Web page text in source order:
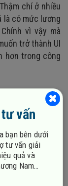
chí ở nhiều
là có mức lương
vì vậy mà
trở thành UI
hơn trong công
nay, công việc
quan tâm của
bằng cách khi
có thể dễ dàng
công việc dưới
vấn
bạn bên dưới
tư vấn giải
quả và
Nam